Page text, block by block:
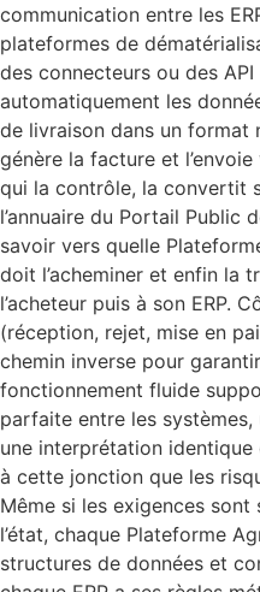
communication entre les
plateformes de
des connecteurs ou des
automatiquement les
de livraison dans un format
génère la facture et
qui la contrôle, la convertit
l’annuaire du Portail Public
savoir vers quelle
doit l’acheminer et enfin la
l’acheteur puis à son ERP.
(réception, rejet, mise en
chemin inverse pour
fonctionnement fluide
parfaite entre les
une interprétation identique
à cette jonction que les
Même si les exigences
l’état, chaque Plateforme
structures de données et